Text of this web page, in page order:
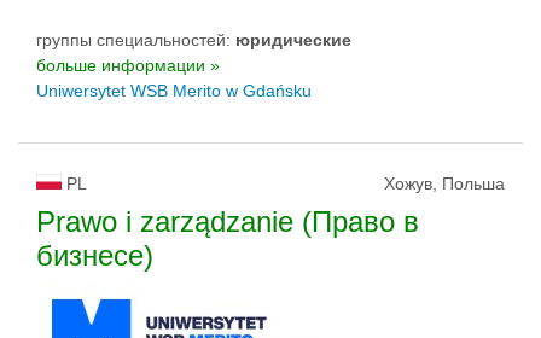
группы специальностей: юридические
больше информации »
Uniwersytet WSB Merito w Gdańsku
PL Хожув, Польша
Prawo i zarządzanie (Право в
бизнесе)